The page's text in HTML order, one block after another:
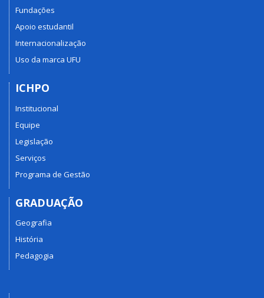
Fundações
Apoio estudantil
Internacionalização
Uso da marca UFU
ICHPO
Institucional
Equipe
Legislação
Serviços
Programa de Gestão
GRADUAÇÃO
Geografia
História
Pedagogia